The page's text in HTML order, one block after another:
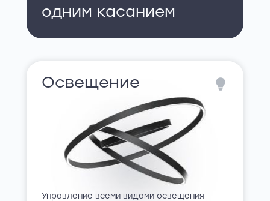
одним касанием
Освещение
Управление всеми видами освещения